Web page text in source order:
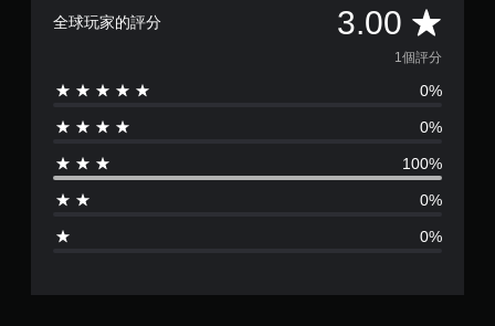
全球玩家的評分 3.00 平
均
評
分
為
1
星
1個評分
0%
0%
100%
0%
0%